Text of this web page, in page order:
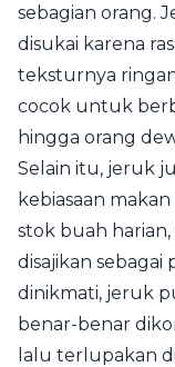
sebagian orang.
disukai karena
teksturnya
cocok untuk
hingga orang
Selain itu, jeruk
kebiasaan
stok buah harian,
disajikan
dinikmati, jeruk
benar-benar
lalu terlupakan